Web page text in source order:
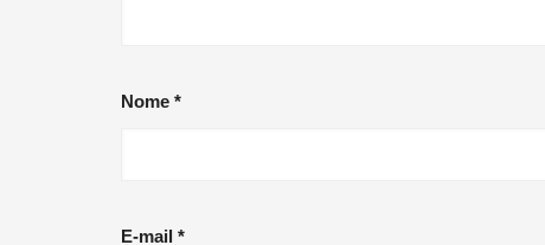
Nome *
E-mail *